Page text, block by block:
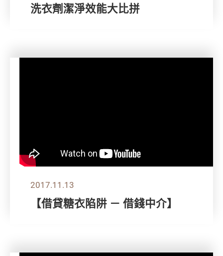
洗衣劑潔淨效能大比拼
2017.11.13
【借貸糖衣陷阱 － 借錢中介】